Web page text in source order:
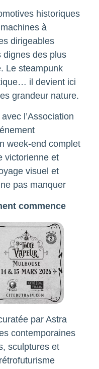
historiques
à
dirigeables
dignes des plus
Le steampunk
il devient ici
grandeur nature.
l’Association
week-end complet
victorienne et
visuel et
pas manquer
commence
par Astra
contemporaines
sculptures et